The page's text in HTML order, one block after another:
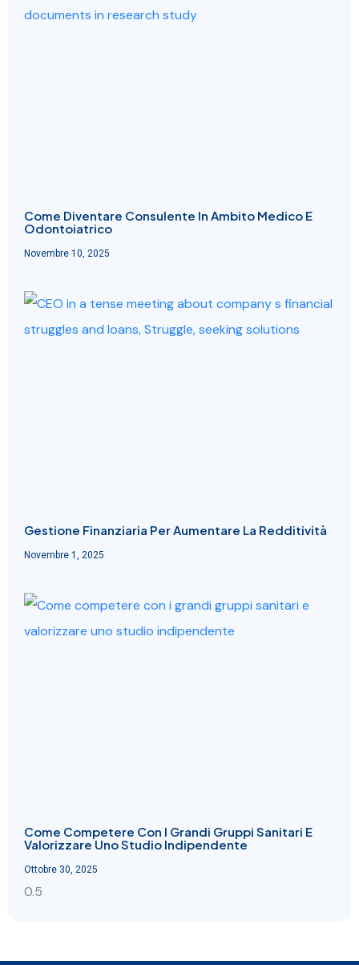
Come Diventare Consulente In Ambito Medico E
Odontoiatrico
Novembre 10, 2025
Gestione Finanziaria Per Aumentare La Redditività
Novembre 1, 2025
Come Competere Con I Grandi Gruppi Sanitari E
Valorizzare Uno Studio Indipendente
Ottobre 30, 2025